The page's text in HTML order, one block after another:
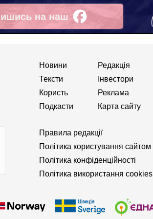
на наш
Новини
Тексти
Користь
Подкасти
Редакція
Інвестори
Реклама
Карта сайту
Правила редакції
Політика користування сайтом
Політика конфіденційності
Політика використання cookies